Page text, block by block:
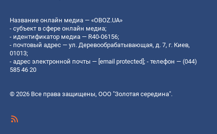
Название онлайн медиа — «OBOZ.UA»
- субъект в сфере онлайн медиа;
- идентификатор медиа — R40-06156;
- почтовый адрес — ул. Деревообрабатывающая, д. 7, г. Киев,
01013;
- адрес электронной почты — [email protected]; - телефон — (044)
585 46 20
© 2026 Все права защищены, ООО "Золотая середина".